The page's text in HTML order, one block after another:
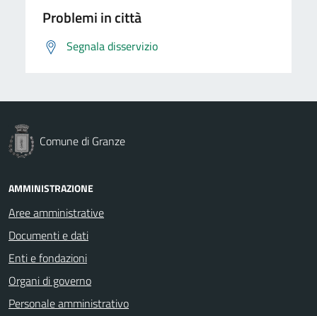
Problemi in città
Segnala disservizio
Comune di Granze
AMMINISTRAZIONE
Aree amministrative
Documenti e dati
Enti e fondazioni
Organi di governo
Personale amministrativo